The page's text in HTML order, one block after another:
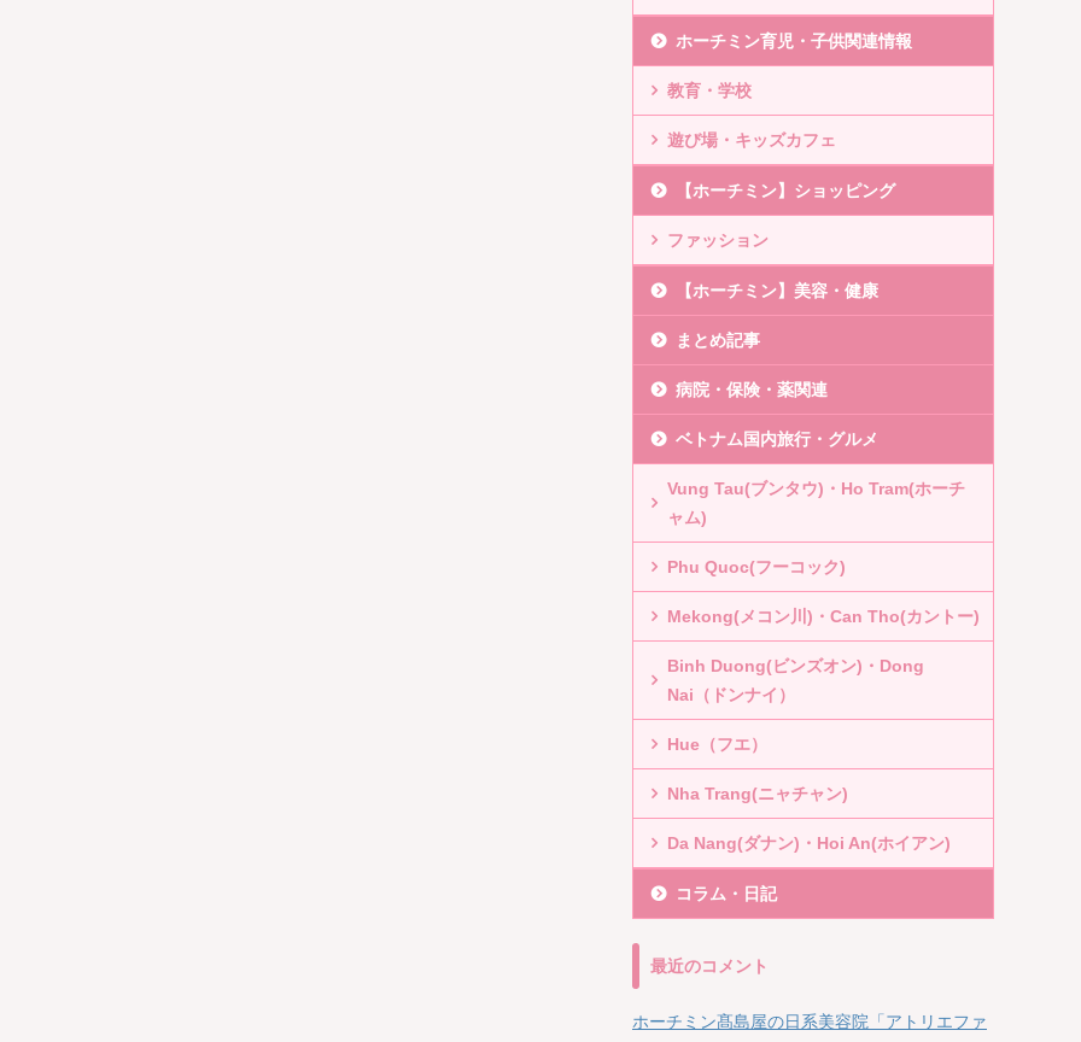
ホーチミン育児・子供関連情報
教育・学校
遊び場・キッズカフェ
【ホーチミン】ショッピング
ファッション
【ホーチミン】美容・健康
まとめ記事
病院・保険・薬関連
ベトナム国内旅行・グルメ
Vung Tau(ブンタウ)・Ho Tram(ホーチ
ャム)
Phu Quoc(フーコック)
Mekong(メコン川)・Can Tho(カントー)
Binh Duong(ビンズオン)・Dong
Nai（ドンナイ）
Hue（フエ）
Nha Trang(ニャチャン)
Da Nang(ダナン)・Hoi An(ホイアン)
コラム・日記
最近のコメント
ホーチミン髙島屋の日系美容院「アトリエファ